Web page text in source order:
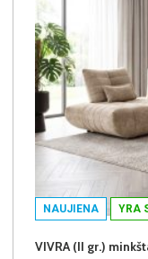
NAUJIENA YRA
VIVRA (II gr.)